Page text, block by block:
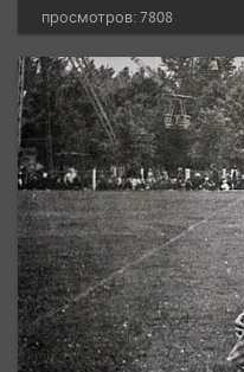
просмотров: 7808